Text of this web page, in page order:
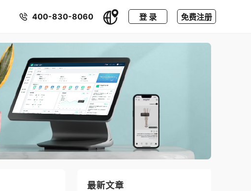
400-830-8060 登 录 免费注册
最新文章